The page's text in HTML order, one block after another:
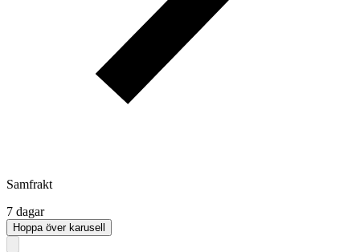
Samfrakt
7 dagar
Hoppa över karusell